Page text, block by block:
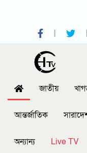
জাতীয়
আন্তর্জাতিক
অন্যান্য Live TV